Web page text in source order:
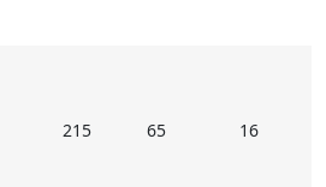
215 65 16